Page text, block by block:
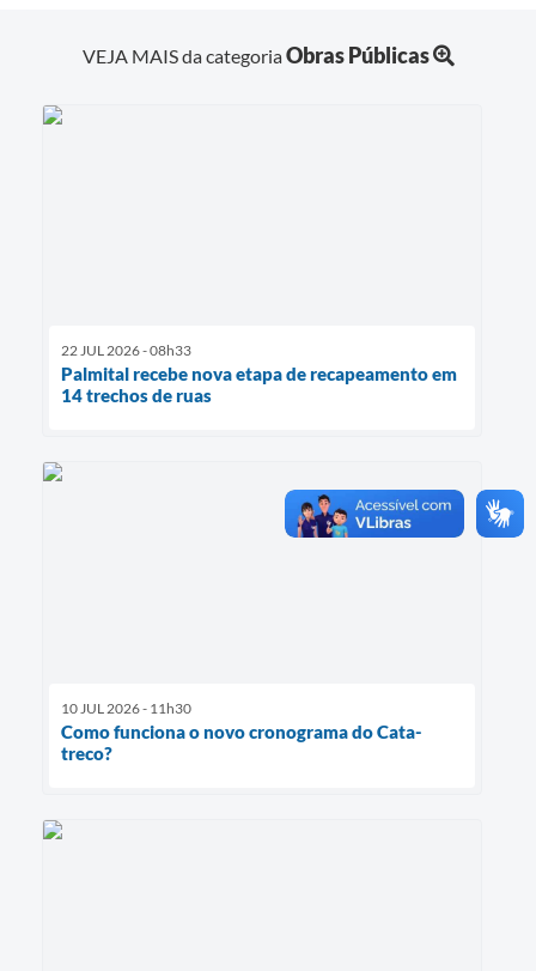
VEJA MAIS da categoriaObras Públicas
22 JUL 2026 - 08h33
Palmital recebe nova etapa de recapeamento em
14 trechos de ruas
10 JUL 2026 - 11h30
Como funciona o novo cronograma do Cata-
treco?